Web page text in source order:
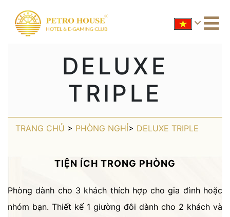
DELUXE
TRIPLE
TRANG CHỦ > PHÒNG NGHỈ> DELUXE TRIPLE
TIỆN ÍCH TRONG PHÒNG
Phòng dành cho 3 khách thích hợp cho gia đình hoặc
nhóm bạn. Thiết kế 1 giường đôi dành cho 2 khách và